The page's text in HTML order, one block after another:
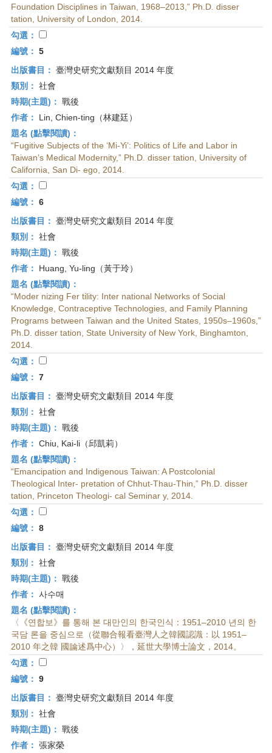
Foundation Disciplines in Taiwan, 1968–2013,” Ph.D. disser
tation, University of London, 2014.
勾選：
編號： 5
出版書目： 臺灣史研究文獻類目 2014 年度
類別： 社會
時期(主題)： 戰後
作者：
Lin, Chien-ting（林建廷）
題名 (點擊閱讀)：
“Fugitive Subjects of the ‘Mi-Yi’: Politics of Life and Labor in
Taiwan’s Medical Modernity,” Ph.D. disser tation, University of
California, San Di- ego, 2014.
勾選：
編號： 6
出版書目： 臺灣史研究文獻類目 2014 年度
類別： 社會
時期(主題)： 戰後
作者：
Huang, Yu-ling（黃于玲）
題名 (點擊閱讀)：
“Moder nizing Fer tility: Inter national Networks of Social
Knowledge, Contraceptive Technologies, and Family Planning
Programs between Taiwan and the United States, 1950s–1960s,”
Ph.D. disser tation, State University of New York, Binghamton,
2014.
勾選：
編號： 7
出版書目： 臺灣史研究文獻類目 2014 年度
類別： 社會
時期(主題)： 戰後
作者： Chiu, Kai-li（邱凱莉）
題名 (點擊閱讀)：
“Emancipation and Indigenous Taiwan: A Postcolonial
Theological Inter- pretation of Chhut-Thau-Thin,” Ph.D. disser
tation, Princeton Theologi- cal Seminar y, 2014.
勾選：
編號： 8
出版書目： 臺灣史研究文獻類目 2014 年度
類別： 社會
時期(主題)： 戰後
作者： 사수매
題名 (點擊閱讀)：
〈《연합보》를 통해 본 대만인의 한국인식：1951–2010 년의 한
국담 론을 중심으로（從聯合報看臺灣人之韓國認識：以 1951–
2010 年之韓 國論述爲中心）〉，延世大學博士論文，2014。
勾選：
編號： 9
出版書目： 臺灣史研究文獻類目 2014 年度
類別： 社會
時期(主題)： 戰後
作者： 張家榮